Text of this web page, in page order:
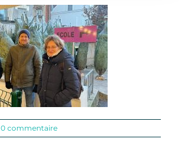
0 commentaire